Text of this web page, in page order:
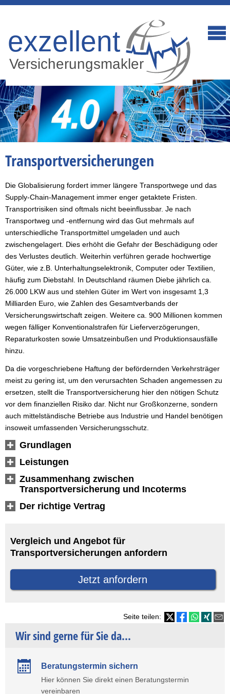
Transportversicherungen
Die Globalisierung fordert immer längere Transportwege und das
Supply-Chain-Management immer enger getaktete Fristen.
Transportrisiken sind oftmals nicht beeinflussbar. Je nach
Transportweg und -entfernung wird das Gut mehrmals auf
unterschiedliche Transportmittel umgeladen und auch
zwischengelagert. Dies erhöht die Gefahr der Beschädigung oder
des Verlustes deutlich. Weiterhin verführen gerade hochwertige
Güter, wie z.B. Unterhaltungselektronik, Computer oder Textilien,
häufig zum Diebstahl. In Deutschland räumen Diebe jährlich ca.
26.000 LKW aus und stehlen Güter im Wert von insgesamt 1,3
Milliarden Euro, wie Zahlen des Gesamtverbands der
Versicherungswirtschaft zeigen. Weitere ca. 900 Millionen kommen
wegen fälliger Konventionalstrafen für Lieferverzögerungen,
Reparaturkosten sowie Umsatzeinbußen und Produktionsausfälle
hinzu.
Da die vorgeschriebene Haftung der befördernden Verkehrsträger
meist zu gering ist, um den verursachten Schaden angemessen zu
ersetzen, stellt die Transportversicherung hier den nötigen Schutz
vor dem finanziellen Risiko dar. Nicht nur Großkonzerne, sondern
auch mittelständische Betriebe aus Industrie und Handel benötigen
insoweit umfassenden Versicherungsschutz.
Grundlagen
Leistungen
Zusammenhang zwischen
Transportversicherung und Incoterms
Der richtige Vertrag
Vergleich und Angebot für
Transportversicherungen anfordern
Jetzt anfordern
Seite teilen:
Wir sind gerne für Sie da...
Beratungstermin sichern
Hier können Sie direkt einen Beratungstermin
vereinbaren